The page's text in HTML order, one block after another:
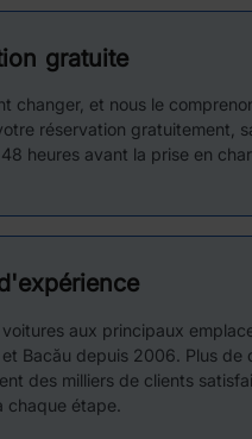
gratuite
changer, et nous le
réservation gratuitement,
heures avant la prise en
aux principaux
Bacău depuis 2006. Plus de
des milliers de clients
chaque étape.